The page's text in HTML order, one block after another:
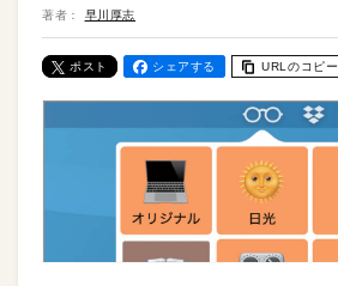
著者： 早川厚志
ポスト シェアする URLのコピー